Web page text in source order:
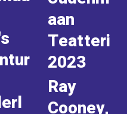
aan
Teatteri
2023
Ray
Cooney,